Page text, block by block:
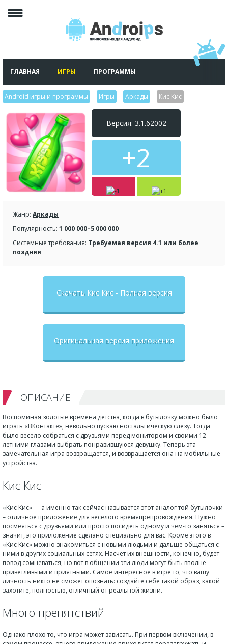
ГЛАВНАЯ ИГРЫ ПРОГРАММЫ
Android игры и программы Игры Аркады Кис Кис
Версия: 3.1.62002
+2
Жанр: Аркады
Популярность: 1 000 000–5 000 000
Системные требования: Требуемая версия 4.1 или более
поздняя
Скачать Кис Кис - Полная версия
Оригинальная версия приложения
ОПИСАНИЕ
Воспоминая золотые времена детства, когда в бутылочку можно было
играть «ВКонтакте», невольно пускаю ностальгическую слезу. Тогда
было весело собраться с друзьями перед монитором и своими 12-
летними глазами выбрать понравившуюся девушку. Теперь эта
замечательная игра возвращается, и возвращается она на мобильные
устройства.
Кис Кис
«Кис Кис» — а именно так сейчас называется этот аналог той бутылочки
– отличное приложение для веселого времяпрепровождения. Нужно
посмеяться с друзьями или просто посидеть одному и чем-то заняться –
значит, это приложение сделано специально для вас. Кроме этого в
«Кис Кис» можно знакомиться с новыми людьми и дальше общаться с
ними в других социальных сетях. Насчет их внешности, конечно, будет
повод сомневаться, но вот в общении эти люди могут быть вполне
приветливыми и приятными. Самое интересное в игре то, что вашу
личность никто не сможет опознать: создайте себе такой образ, какой
захотите, полностью, отличный от реальной жизни.
Много препятствий
Однако плохо то, что игра может зависать. При первом включении, в